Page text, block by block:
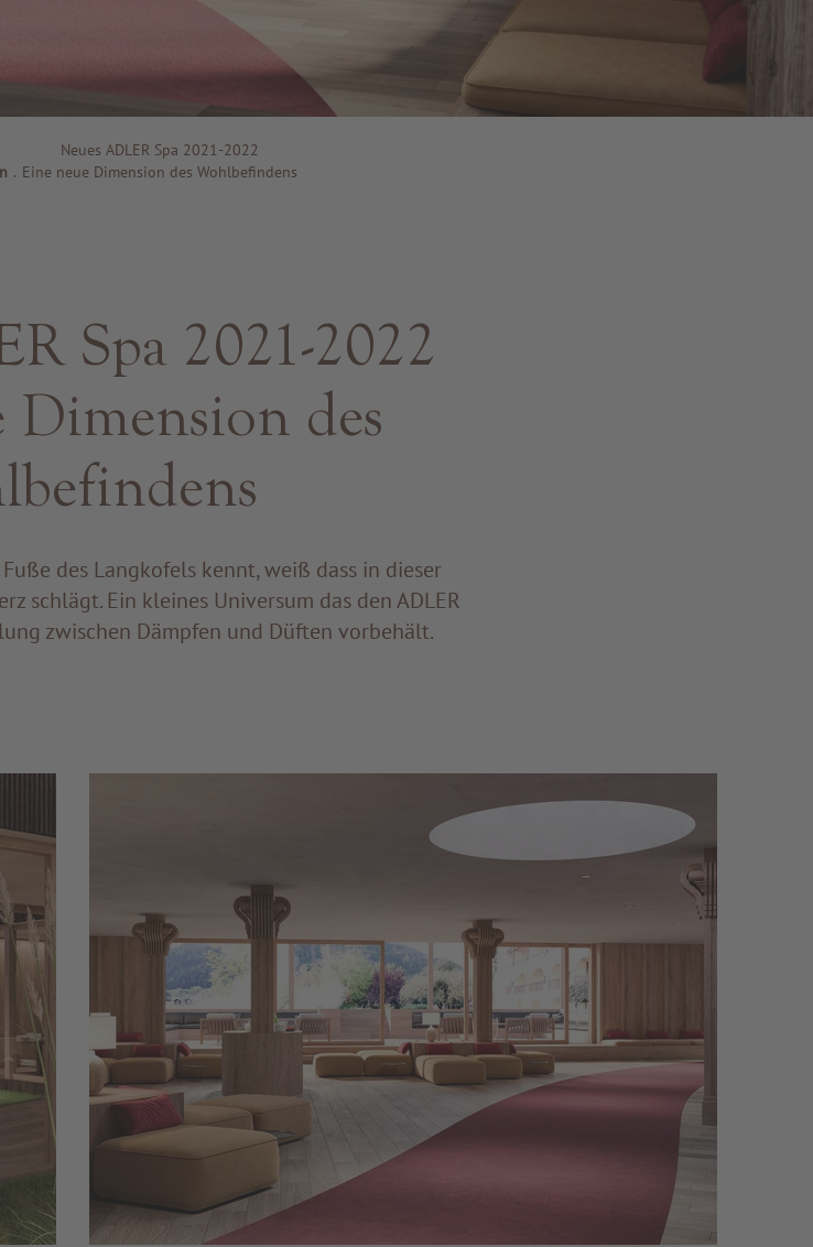
.
Neues ADLER Spa 2021-2022
Eine neue Dimension des Wohlbefindens
Spa 2021-2022
Dimension des
des Langkofels kennt, weiß dass in dieser
schlägt. Ein kleines Universum das den ADLER
zwischen Dämpfen und Düften vorbehält.